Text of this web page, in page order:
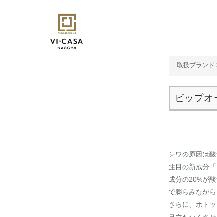
取扱ブランド
ビップオ
シワの原因は
注目の新成分
成分の20%が
で膨らみなが
さらに、ボト